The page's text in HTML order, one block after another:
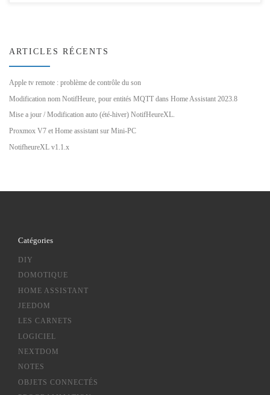
ARTICLES RÉCENTS
Apple tv remote : problème de contrôle du son
Modification nom NotifHeure, pour entités MQTT dans Home Assistant 2023.8
Mise a jour / Modification auto (été-hiver) NotifHeureXL.
Proxmox V7 et Home assistant sur Mini-PC
NotifheureXL v1.1.x
Catégories
DIY
DOMOTIQUE
HOME ASSISTANT
JEEDOM
LES CARNETS
LOGICIEL
NEXTDOM
NOTES
OBJETS CONNECTÉS